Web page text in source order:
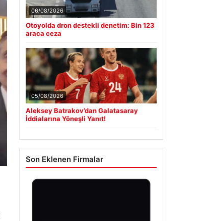
06/08/2026
araca ceza
05/08/2026
İddialarına Yöneşli Yanıt!
Son Eklenen Firmalar